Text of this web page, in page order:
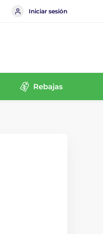
Iniciar sesión
Rebajas